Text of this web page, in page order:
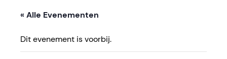
« Alle Evenementen
Dit evenement is voorbij.